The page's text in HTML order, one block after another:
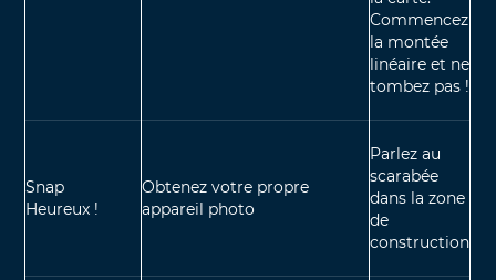
Commencez
la montée
linéaire et ne
tombez pas !
Snap
Heureux !
Obtenez votre propre
appareil photo
Parlez au
scarabée
dans la zone
de
construction